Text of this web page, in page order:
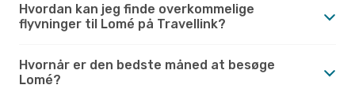
Hvordan kan jeg finde overkommelige
flyvninger til Lomé på Travellink?
Hvornår er den bedste måned at besøge
Lomé?